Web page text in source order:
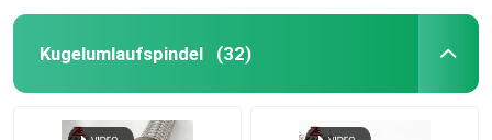
Kugelumlaufspindel (32)